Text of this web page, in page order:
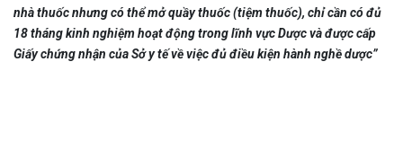
nhà thuốc nhưng có thể mở quầy thuốc (tiệm thuốc), chỉ cần có đủ
18 tháng kinh nghiệm hoạt động trong lĩnh vực Dược và được cấp
Giấy chứng nhận của Sở y tế về việc đủ điều kiện hành nghề dược”